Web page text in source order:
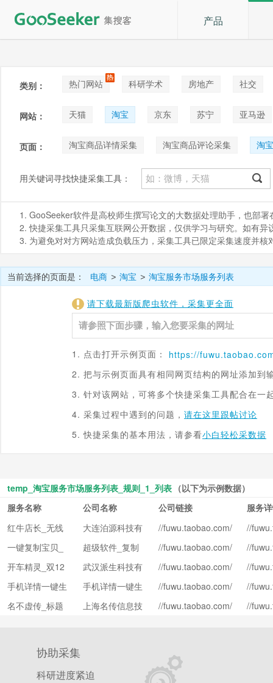
产品
类别： 热门网站 科研学术 房地产
社交
论坛贴吧
招聘
网站： 天猫 淘宝 京东 苏宁
亚马逊
阿里巴巴1688
Shopee 咸鱼
页面： 淘宝商品详情采集 淘宝商品评论采集
淘
淘宝商品评论_按时间排序采集
淘宝评论好评采
用关键词寻找快捷采集工具：
1. GooSeeker软件是高校师生撰写论文的大数据处理助手，也部
2. 快捷采集工具只采集互联网公开数据，仅供学习与研究。如有
3. 为避免对对方网站造成负载压力，采集工具已限定采集速度并
当前选择的页面是： 电商 > 淘宝 > 淘宝服务市场服务列表
请下载最新版爬虫软件，采集更全面
1. 点击打开示例页面： https://fuwu.
2. 把与示例页面具有相同网页结构的网址添加到
3. 针对该网站，可将多个快捷采集工具配合在一
4. 采集过程中遇到的问题， 请在这里跟帖讨论
5. 快捷采集的基本用法，请参看小白轻松采数据
temp_淘宝服务市场服务列表_规则_1_列表 （以下为示例数据）
服务名称
公司名称 公司链接
服务
红牛店长_无线
引流_备战双11
大连泊源科技有
限公司
//fuwu.taobao.com/
m?isv_id=8184520
53
//
一键复制宝贝_
复制_一键复制
宝贝
超级软件_复制
宝贝
//fuwu.taobao.com/
m?isv_id=1644565
38
//
开车精灵_双12
版
武汉派生科技有
限公司
//fuwu.taobao.com/
m?isv_id=8364404
95
//
手机详情一键生
成手机详情
手机详情一键生
成
//fuwu.taobao.com/
m?isv_id=1423458
//
re-
名不虚传_标题
上海名传信息技
//fuwu.taobao.com/
//
协助采集
科研进度紧迫